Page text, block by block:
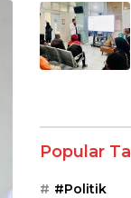
Popular
#Politik